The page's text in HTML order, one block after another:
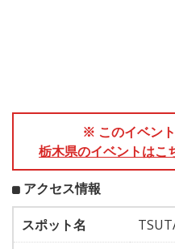
※ このイベント
栃木県のイベントはこ
アクセス情報
スポット名